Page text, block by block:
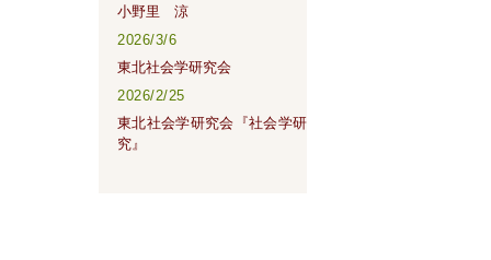
小野里 涼
2026/3/6
東北社会学研究会
2026/2/25
東北社会学研究会『社会学研
究』